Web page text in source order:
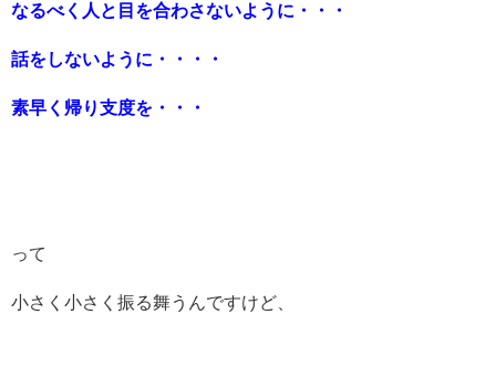
なるべく人と目を合わさないように・・・
話をしないように・・・・
素早く帰り支度を・・・
って
小さく小さく振る舞うんですけど、